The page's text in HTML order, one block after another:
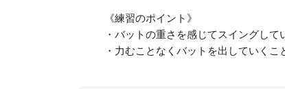
《練習のポイント》
・バットの重さを感じてスイングして
・力むことなくバットを出していくこ